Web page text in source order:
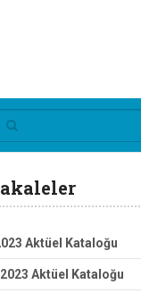
Aktüel Kataloğu
Aktüel Kataloğu